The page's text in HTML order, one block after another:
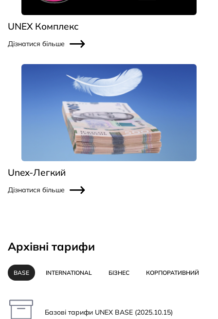
UNEX Комплекс
Дізнатися більше
Unex-Легкий
Дізнатися більше
Архівні тарифи
BASE INTERNATIONAL БІЗНЕС КОРПОРАТИВНИЙ
Базові тарифи UNEX BASE (2025.10.15)